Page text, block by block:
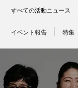
すべての活動ニュース
イベント報告 特集